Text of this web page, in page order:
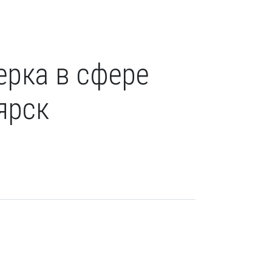
в сфере